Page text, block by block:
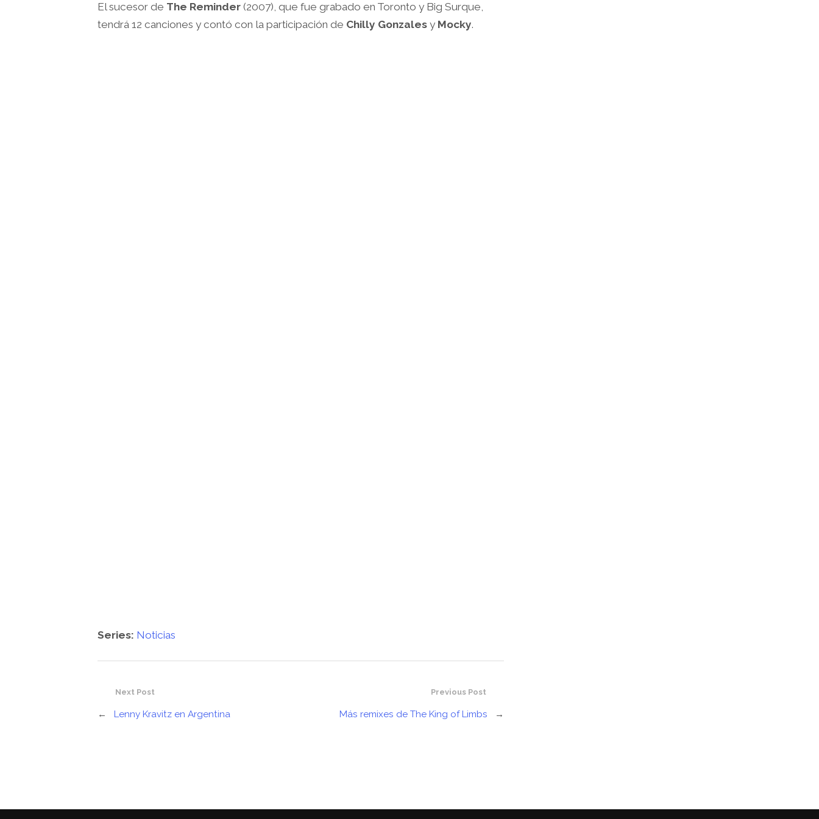
El sucesor de The Reminder (2007), que fue grabado en Toronto y Big Surque,
tendrá 12 canciones y contó con la participación de Chilly Gonzales y Mocky.
Series: Noticias
Previous Post
Más remixes de The King of Limbs →
Next Post
← Lenny Kravitz en Argentina